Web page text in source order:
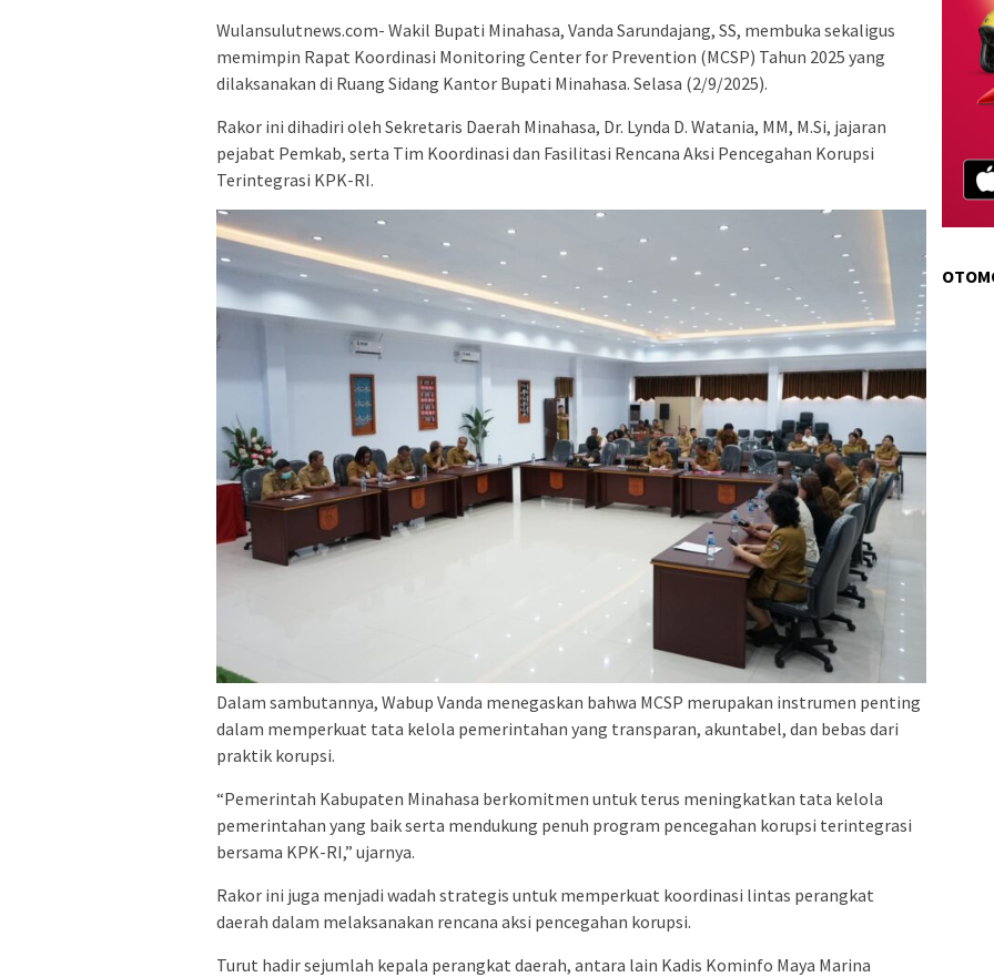
Wulansulutnews.com- Wakil Bupati Minahasa, Vanda Sarundajang, SS, membuka sekaligus
memimpin Rapat Koordinasi Monitoring Center for Prevention (MCSP) Tahun 2025 yang
dilaksanakan di Ruang Sidang Kantor Bupati Minahasa. Selasa (2/9/2025).
Rakor ini dihadiri oleh Sekretaris Daerah Minahasa, Dr. Lynda D. Watania, MM, M.Si, jajaran
pejabat Pemkab, serta Tim Koordinasi dan Fasilitasi Rencana Aksi Pencegahan Korupsi
Terintegrasi KPK-RI.
Dalam sambutannya, Wabup Vanda menegaskan bahwa MCSP merupakan instrumen penting
dalam memperkuat tata kelola pemerintahan yang transparan, akuntabel, dan bebas dari
praktik korupsi.
“Pemerintah Kabupaten Minahasa berkomitmen untuk terus meningkatkan tata kelola
pemerintahan yang baik serta mendukung penuh program pencegahan korupsi terintegrasi
bersama KPK-RI,” ujarnya.
Rakor ini juga menjadi wadah strategis untuk memperkuat koordinasi lintas perangkat
daerah dalam melaksanakan rencana aksi pencegahan korupsi.
Turut hadir sejumlah kepala perangkat daerah, antara lain Kadis Kominfo Maya Marina